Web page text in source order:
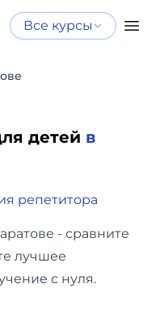
Все курсы
детей в
репетитора
- сравните
лучшее
с нуля.
и ИИ